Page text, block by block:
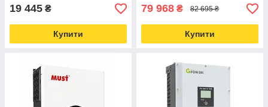
19 445 ₴
Купити
79 968 ₴ 82 695 ₴
Купити